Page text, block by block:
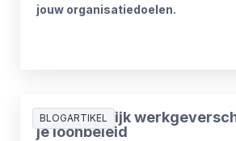
jouw organisatiedoelen.
BLOGARTIKEL
Aantrekkelijk
je loonbeleid